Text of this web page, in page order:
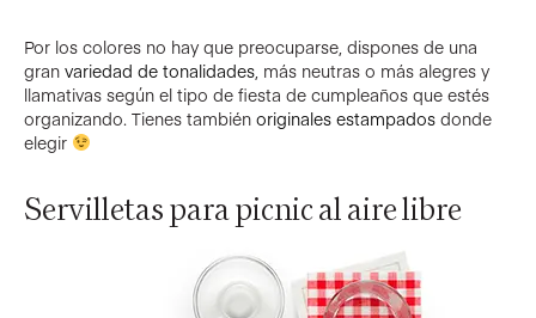
Por los colores no hay que preocuparse, dispones de una
gran variedad de tonalidades, más neutras o más alegres y
llamativas según el tipo de fiesta de cumpleaños que estés
organizando. Tienes también originales estampados donde
elegir
Servilletas para picnic al aire libre